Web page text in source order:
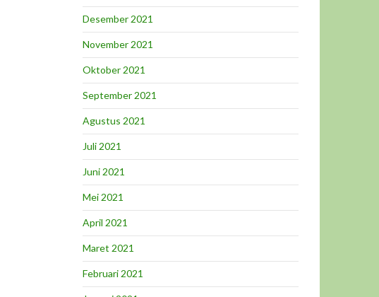
Desember 2021
November 2021
Oktober 2021
September 2021
Agustus 2021
Juli 2021
Juni 2021
Mei 2021
April 2021
Maret 2021
Februari 2021